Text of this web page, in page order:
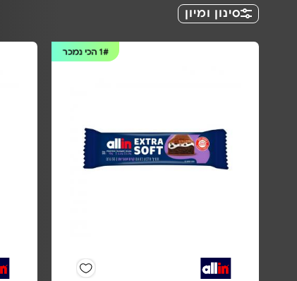
סינון ומיון
1#הכי נמכר